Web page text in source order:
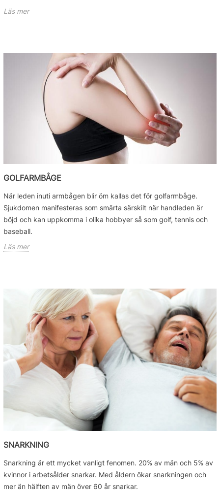
Läs mer
GOLFARMBÅGE
När leden inuti armbågen blir öm kallas det för golfarmbåge.
Sjukdomen manifesteras som smärta särskilt när handleden är
böjd och kan uppkomma i olika hobbyer så som golf, tennis och
baseball.
Läs mer
SNARKNING
Snarkning är ett mycket vanligt fenomen. 20% av män och 5% av
kvinnor i arbetsålder snarkar. Med åldern ökar snarkningen och
mer än hälften av män över 60 år snarkar.